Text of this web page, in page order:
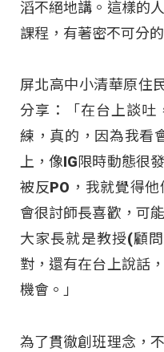
滔不絕地講。這樣的
課程，有著密不可分
屏北高中小清華原住
分享：「在台上談吐
練，真的，因為我看
上，像IG限時動態很
被反PO，我就覺得
會很討師長喜歡，可
大家長就是教授(顧
對，還有在台上說話
機會。」
為了貫徹創班理念，